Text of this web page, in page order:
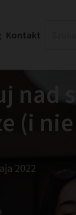
Kontakt
nad
(i
2022